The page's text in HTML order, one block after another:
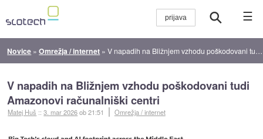
☰
Novice »Omrežja / internet »V napadih na Bližnjem vzhodu poškodovani tudi Amazonovi računalniški centri
V napadih na Bližnjem vzhodu poškodovani tudi
Amazonovi računalniški centri
Matej Huš ::3. mar 2026ob 21:51 Omrežja / internet